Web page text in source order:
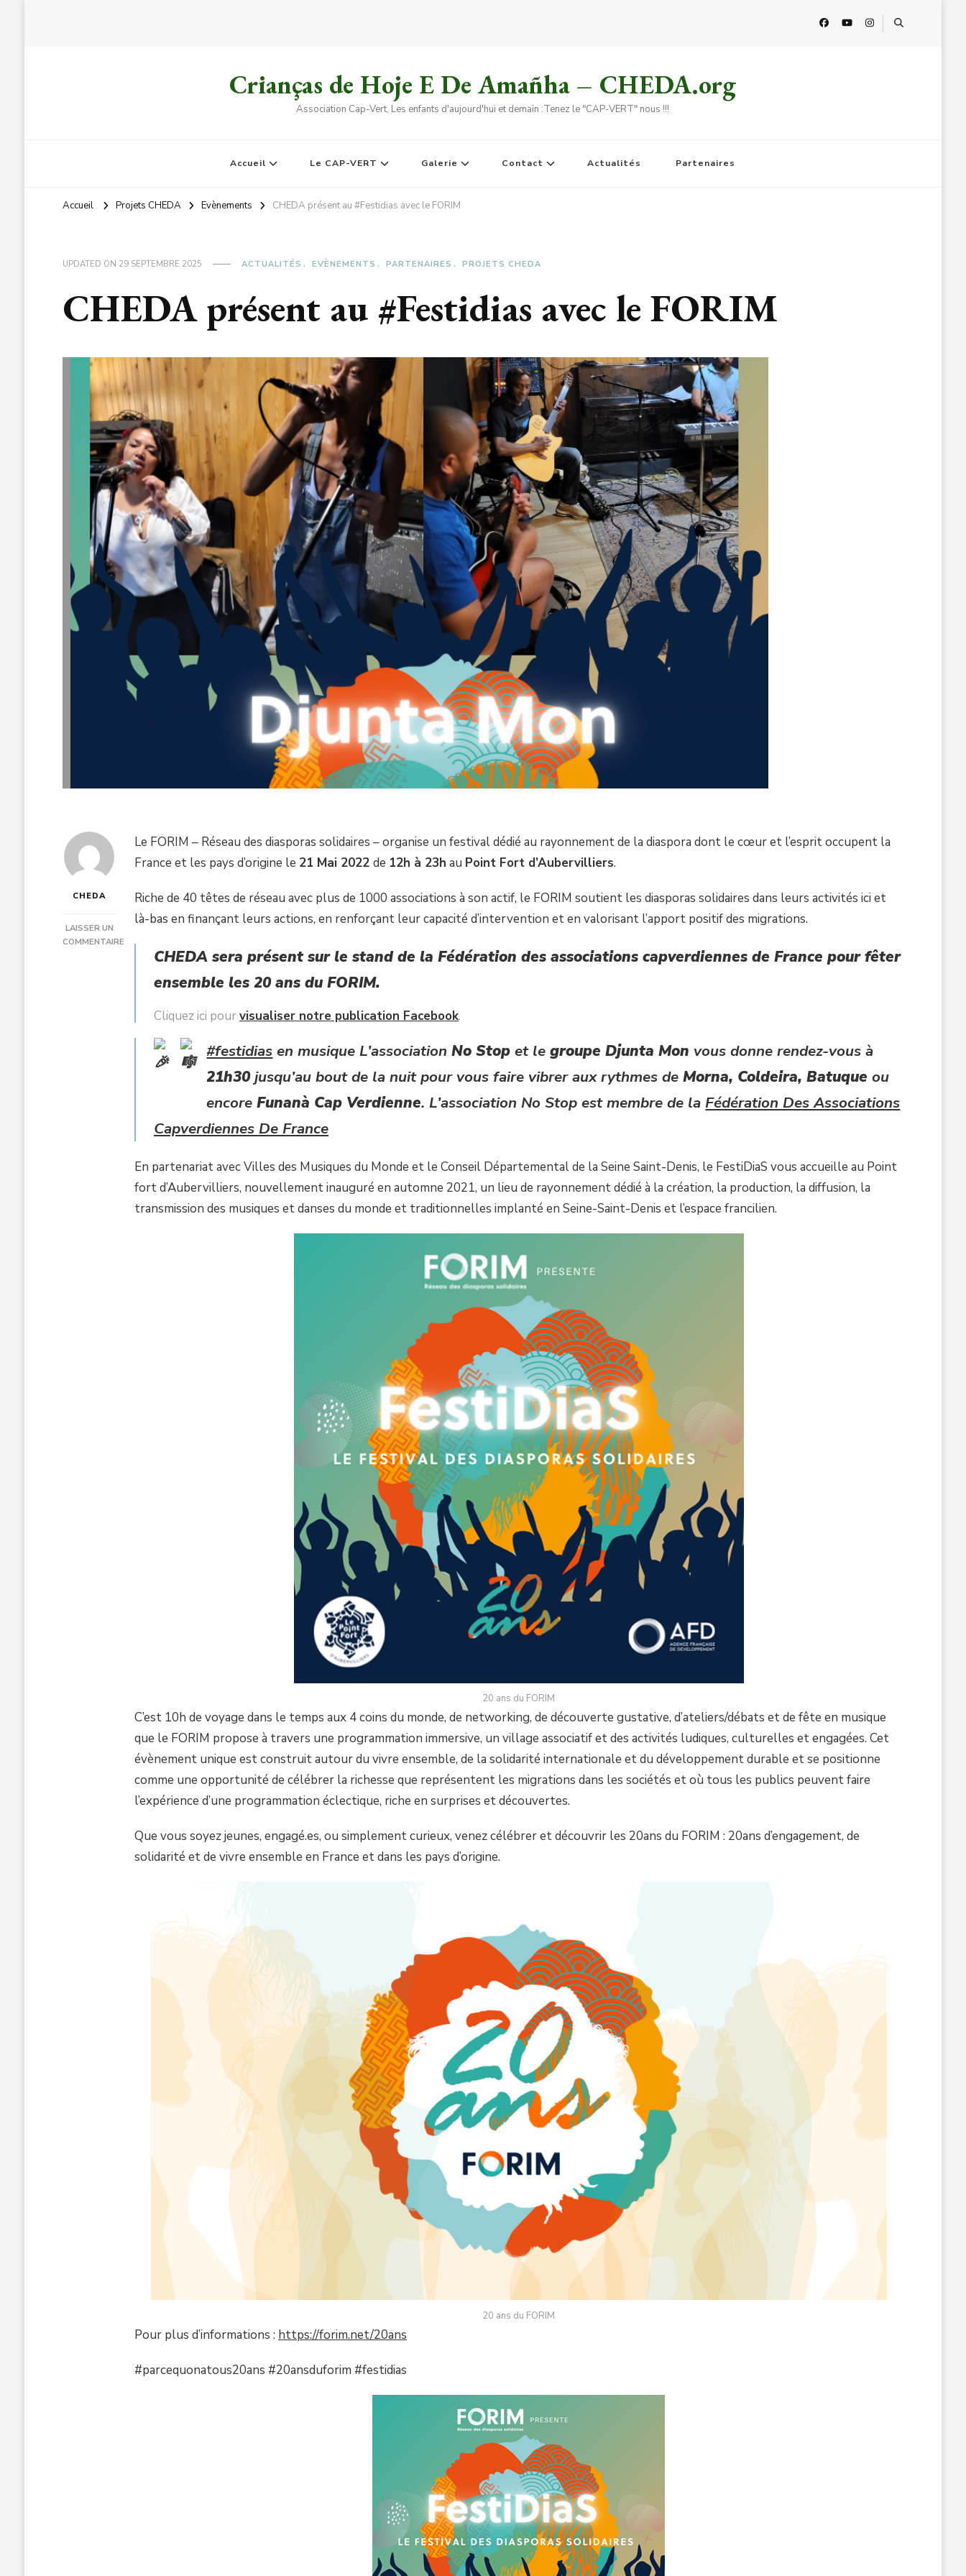
Crianças de Hoje E De Amañha – CHEDA.org
Association Cap-Vert, Les enfants d'aujourd'hui et demain :Tenez le "CAP-VERT" nous !!!
Accueil Le CAP-VERT Galerie Contact Actualités Partenaires
Accueil Projets CHEDA Evènements CHEDA présent au #Festidias avec le FORIM
UPDATED ON 29 SEPTEMBRE 2025 ACTUALITÉS EVÈNEMENTS PARTENAIRES PROJETS CHEDA
CHEDA présent au #Festidias avec le FORIM
CHEDA
LAISSER UN
COMMENTAIRE
Le FORIM – Réseau des diasporas solidaires – organise un festival dédié au rayonnement de la diaspora dont le cœur et l’esprit occupent la
France et les pays d’origine le 21 Mai 2022 de 12h à 23h au Point Fort d’Aubervilliers.
Riche de 40 têtes de réseau avec plus de 1000 associations à son actif, le FORIM soutient les diasporas solidaires dans leurs activités ici et
là-bas en finançant leurs actions, en renforçant leur capacité d’intervention et en valorisant l’apport positif des migrations.
CHEDA sera présent sur le stand de la Fédération des associations capverdiennes de France pour fêter
ensemble les 20 ans du FORIM.
Cliquez ici pourvisualiser notre publication Facebook.
#festidias en musiqueL’associationNo Stop et legroupe Djunta Mon vous donne rendez-vous à
21h30jusqu’au bout de la nuit pour vous faire vibrer aux rythmes deMorna, Coldeira, Batuque ou
encoreFunanà Cap Verdienne. L’association No Stop est membre de la Fédération Des Associations
Capverdiennes De France
En partenariat avec Villes des Musiques du Monde et le Conseil Départemental de la Seine Saint-Denis, le FestiDiaS vous accueille au Point
fort d’Aubervilliers, nouvellement inauguré en automne 2021, un lieu de rayonnement dédié à la création, la production, la diffusion, la
transmission des musiques et danses du monde et traditionnelles implanté en Seine-Saint-Denis et l’espace francilien.
20 ans du FORIM
C’est 10h de voyage dans le temps aux 4 coins du monde, de networking, de découverte gustative, d’ateliers/débats et de fête en musique
que le FORIM propose à travers une programmation immersive, un village associatif et des activités ludiques, culturelles et engagées. Cet
évènement unique est construit autour du vivre ensemble, de la solidarité internationale et du développement durable et se positionne
comme une opportunité de célébrer la richesse que représentent les migrations dans les sociétés et où tous les publics peuvent faire
l’expérience d’une programmation éclectique, riche en surprises et découvertes.
Que vous soyez jeunes, engagé.es, ou simplement curieux, venez célébrer et découvrir les 20ans du FORIM : 20ans d’engagement, de
solidarité et de vivre ensemble en France et dans les pays d’origine.
20 ans du FORIM
Pour plus d’informations : https://forim.net/20ans
#parcequonatous20ans #20ansduforim #festidias